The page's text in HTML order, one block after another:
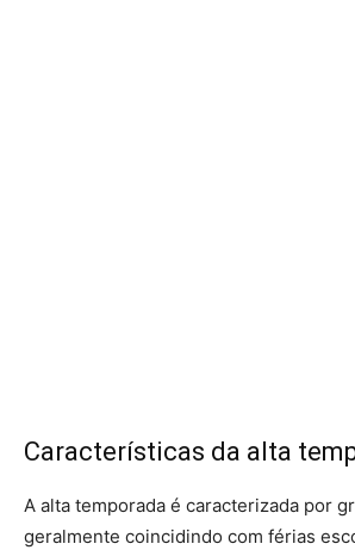
Características da alta
A alta temporada é caracterizada por
geralmente coincidindo com férias